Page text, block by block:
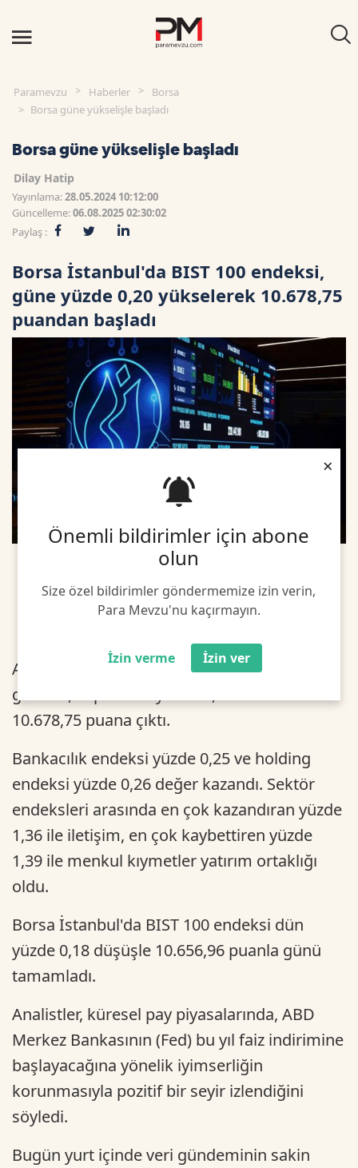
Önemli bildirimler için abone
olun
Size özel bildirimler göndermemize izin verin,
Para Mevzu'nu kaçırmayın.
İzin verme İzin ver
×
Paramevzu Haberler
Borsa
Borsa güne yükselişle başladı
Borsa güne yükselişle başladı
Dilay Hatip
Yayınlama:28.05.2024 10:12:00
Güncelleme:06.08.2025 02:30:02
Paylaş :
Borsa İstanbul'da BIST 100 endeksi,
güne yüzde 0,20 yükselerek 10.678,75
puandan başladı
Açılışta BIST 100 endeksi, önceki kapanışa
göre 21,79 puan ve yüzde 0,20 artarak
10.678,75 puana çıktı.
Bankacılık endeksi yüzde 0,25 ve holding
endeksi yüzde 0,26 değer kazandı. Sektör
endeksleri arasında en çok kazandıran yüzde
1,36 ile iletişim, en çok kaybettiren yüzde
1,39 ile menkul kıymetler yatırım ortaklığı
oldu.
Borsa İstanbul'da BIST 100 endeksi dün
yüzde 0,18 düşüşle 10.656,96 puanla günü
tamamladı.
Analistler, küresel pay piyasalarında, ABD
Merkez Bankasının (Fed) bu yıl faiz indirimine
başlayacağına yönelik iyimserliğin
korunmasıyla pozitif bir seyir izlendiğini
söyledi.
Bugün yurt içinde veri gündeminin sakin